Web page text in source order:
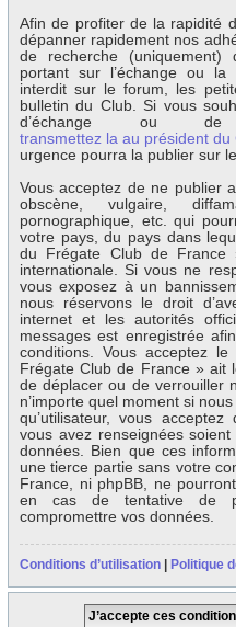
Afin de profiter de la rapidité
dépanner rapidement nos
de recherche (uniquement)
portant sur l’échange ou
interdit sur le forum, les
bulletin du Club. Si vous
d’échange ou
transmettez la au président du
urgence pourra la publier sur
Vous acceptez de ne publier
obscène, vulgaire,
pornographique, etc. qui
votre pays, du pays dans
du Frégate Club de
internationale. Si vous ne
vous exposez à un
nous réservons le droit
internet et les autorités
messages est enregistrée
conditions. Vous acceptez
Frégate Club de France » ait
de déplacer ou de verrouiller
n’importe quel moment si
qu’utilisateur, vous
vous avez renseignées
données. Bien que ces
une tierce partie sans votre
France, ni phpBB, ne
en cas de tentative de
compromettre vos données.
Conditions d’utilisation Politique